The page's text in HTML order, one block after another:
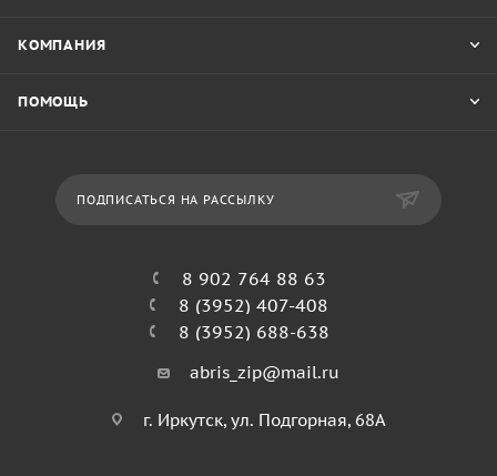
КОМПАНИЯ
ПОМОЩЬ
ПОДПИСАТЬСЯ НА РАССЫЛКУ
8 902 764 88 63
8 (3952) 407-408
8 (3952) 688-638
abris_zip@mail.ru
г. Иркутск, ул. Подгорная, 68А